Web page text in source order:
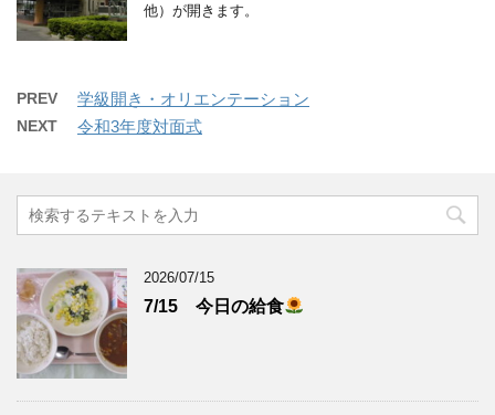
他）が開きます。
PREV 学級開き・オリエンテーション
NEXT 令和3年度対面式
2026/07/15
7/15 今日の給食